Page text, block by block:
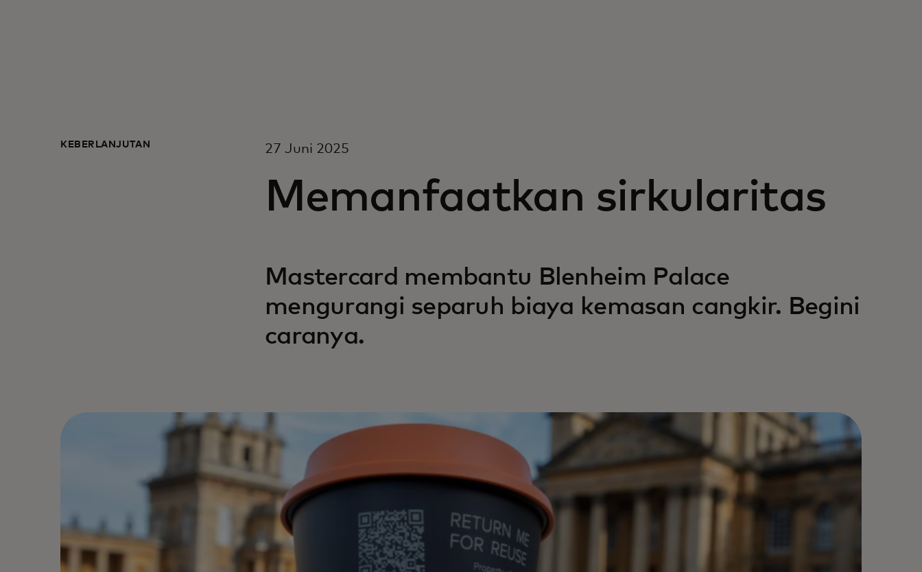
KEBERLANJUTAN 27 Juni 2025
Memanfaatkan sirkularitas
Mastercard membantu Blenheim Palace
mengurangi separuh biaya kemasan cangkir. Begini
caranya.